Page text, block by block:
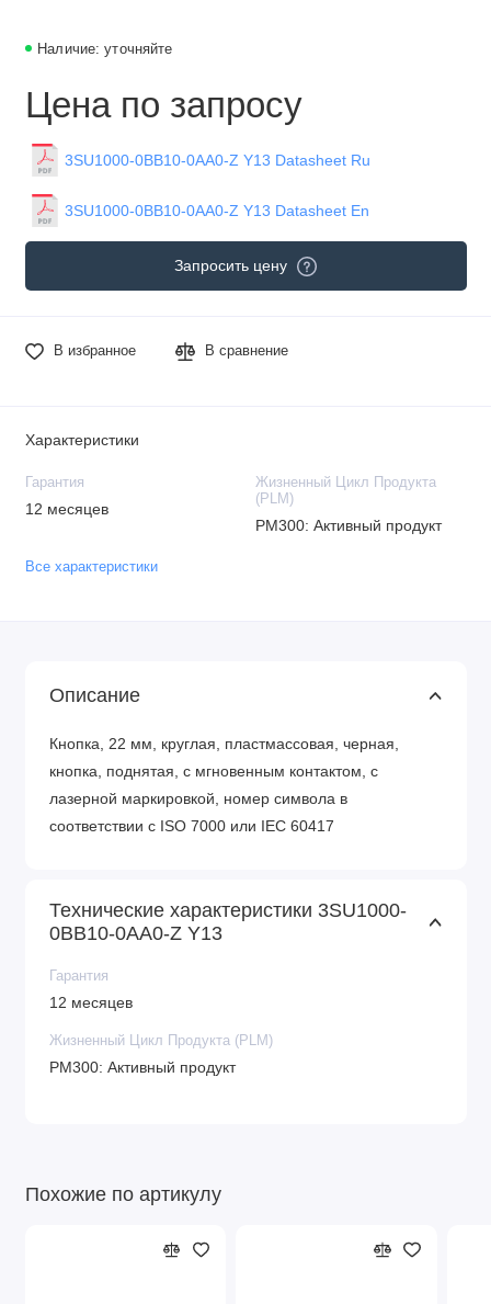
Наличие: уточняйте
Цена по запросу
3SU1000-0BB10-0AA0-Z Y13 Datasheet Ru
3SU1000-0BB10-0AA0-Z Y13 Datasheet En
Запросить цену
В избранное В сравнение
Характеристики
Гарантия
12 месяцев
Жизненный Цикл Продукта
(PLM)
PM300: Активный продукт
Все характеристики
Описание
Кнопка, 22 мм, круглая, пластмассовая, черная,
кнопка, поднятая, с мгновенным контактом, с
лазерной маркировкой, номер символа в
соответствии с ISO 7000 или IEC 60417
Технические характеристики 3SU1000-
0BB10-0AA0-Z Y13
Гарантия
12 месяцев
Жизненный Цикл Продукта (PLM)
PM300: Активный продукт
Похожие по артикулу